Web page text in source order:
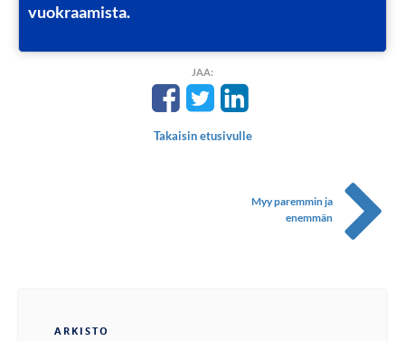
vuokraamista.
JAA:
Takaisin etusivulle
Myy paremmin ja
enemmän
ARKISTO